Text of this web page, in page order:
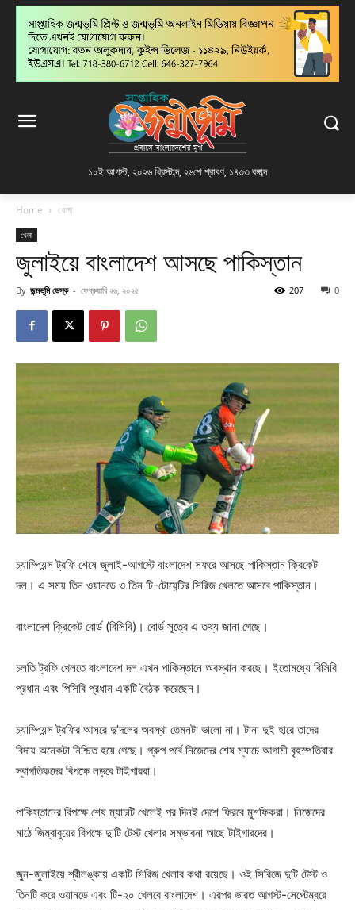
১০ই আগস্ট, ২০২৬ খ্রিস্টাব্দ, ২৬শে শ্রাবণ, ১৪৩৩ বঙ্গাব্দ
Home খেলা
খেলা
জুলাইয়ে বাংলাদেশ আসছে পাকিস্তান
By জন্মভূমি ডেস্ক - ফেব্রুয়ারি ২৬, ২০২৫ 0
207
চ্যাম্পিয়ন্স ট্রফি শেষে জুলাই-আগস্টে বাংলাদেশ সফরে আসছে পাকিস্তান ক্রিকেট
দল। এ সময় তিন ওয়ানডে ও তিন টি-টোয়েন্টির সিরিজ খেলতে আসবে পাকিস্তান।
বাংলাদেশ ক্রিকেট বোর্ড (বিসিবি)। বোর্ড সূত্রে এ তথ্য জানা গেছে।
চলতি ট্রফি খেলতে বাংলাদেশ দল এখন পাকিস্তানে অবস্থান করছে। ইতোমধ্যে বিসিবি
প্রধান এবং পিসিবি প্রধান একটি বৈঠক করেছেন।
চ্যাম্পিয়ন্স ট্রফির আসরে দু’দলের অবস্থা তেমনটা ভালো না। টানা দুই হারে তাদের
বিদায় অনেকটা নিশ্চিত হয়ে গেছে। গ্রুপ পর্বে নিজেদের শেষ ম্যাচে আগামী বৃহস্পতিবার
স্বাগতিকদের বিপক্ষে লড়বে টাইগাররা।
পাকিস্তানের বিপক্ষে শেষ ম্যাচটি খেলেই পর দিনই দেশে ফিরবে মুশফিকরা। নিজেদের
মাঠে জিম্বাবুয়ের বিপক্ষে দু’টি টেস্ট খেলার সম্ভাবনা আছে টাইগারদের।
জুন-জুলাইয়ে শ্রীলঙ্কায় একটি সিরিজ খেলার কথা রয়েছে। ওই সিরিজে দুটি টেস্ট ও
তিনটি করে ওয়ানডে এবং টি-২০ খেলবে বাংলাদেশ। এরপর ভারত আগস্ট-সেপ্টেম্বরে